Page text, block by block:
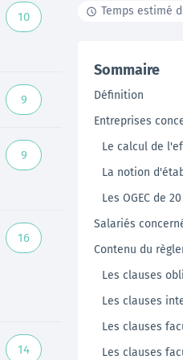
Tutoriels,
10
9
9
16
14
Temps estimé
Sommaire
Définition
Entreprises
Le calcul de
La notion
Les OGEC de
Salariés
Contenu du
Les clauses
Les clauses
Les clauses
Les clauses